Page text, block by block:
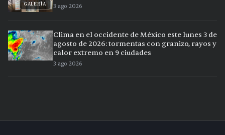
GALERÍA 3 ago 2026
Clima en el occidente de México este lunes 3 de
agosto de 2026: tormentas con granizo, rayos y
calor extremo en 9 ciudades
3 ago 2026